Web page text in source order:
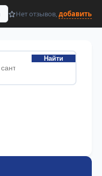
Нет отзывов,добавить
Найти